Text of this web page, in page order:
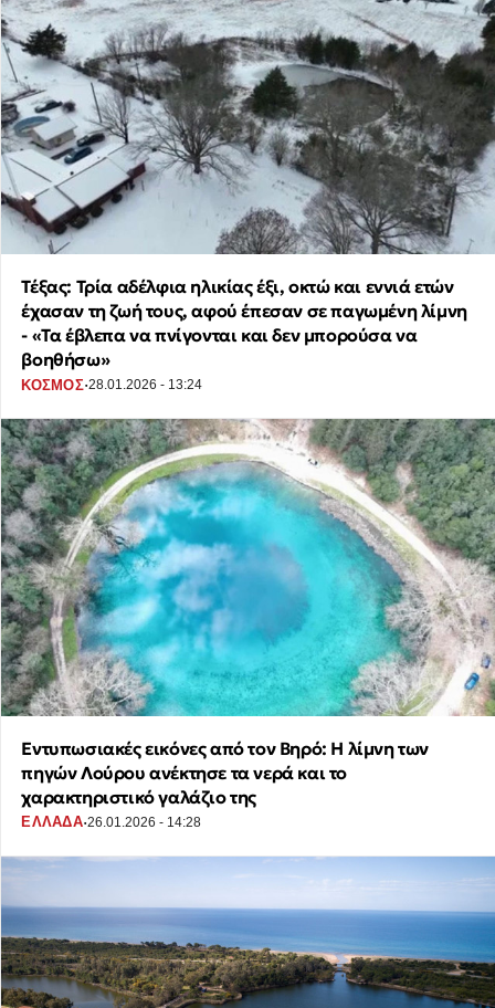
Τέξας: Τρία αδέλφια ηλικίας έξι, οκτώ και εννιά ετών
έχασαν τη ζωή τους, αφού έπεσαν σε παγωμένη λίμνη
- «Τα έβλεπα να πνίγονται και δεν μπορούσα να
βοηθήσω»
ΚΟΣΜΟΣ·28.01.2026 - 13:24
Εντυπωσιακές εικόνες από τον Βηρό: Η λίμνη των
πηγών Λούρου ανέκτησε τα νερά και το
χαρακτηριστικό γαλάζιο της
ΕΛΛΑΔΑ·26.01.2026 - 14:28